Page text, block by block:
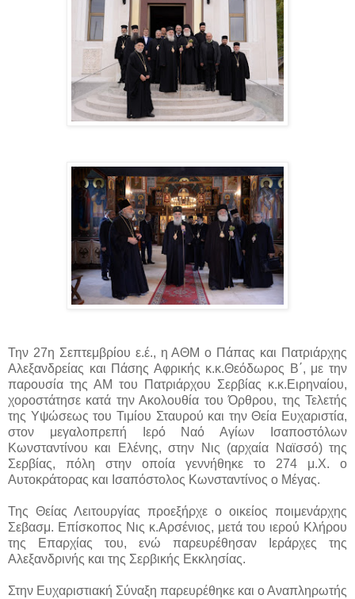
Την 27η Σεπτεμβρίου ε.έ., η ΑΘΜ ο Πάπας και Πατριάρχης
Αλεξανδρείας και Πάσης Αφρικής κ.κ.Θεόδωρος Β΄, με την
παρουσία της ΑΜ του Πατριάρχου Σερβίας κ.κ.Ειρηναίου,
χοροστάτησε κατά την Ακολουθία του Όρθρου, της Τελετής
της Υψώσεως του Τιμίου Σταυρού και την Θεία Ευχαριστία,
στον μεγαλοπρεπή Ιερό Ναό Αγίων Ισαποστόλων
Κωνσταντίνου και Ελένης, στην Νις (αρχαία Ναϊσσό) της
Σερβίας, πόλη στην οποία γεννήθηκε το 274 μ.Χ. ο
Αυτοκράτορας και Ισαπόστολος Κωνσταντίνος ο Μέγας.
Της Θείας Λειτουργίας προεξήρχε ο οικείος ποιμενάρχης
Σεβασμ. Επίσκοπος Νις κ.Αρσένιος, μετά του ιερού Κλήρου
της Επαρχίας του, ενώ παρευρέθησαν Ιεράρχες της
Αλεξανδρινής και της Σερβικής Εκκλησίας.
Στην Ευχαριστιακή Σύναξη παρευρέθηκε και ο Αναπληρωτής